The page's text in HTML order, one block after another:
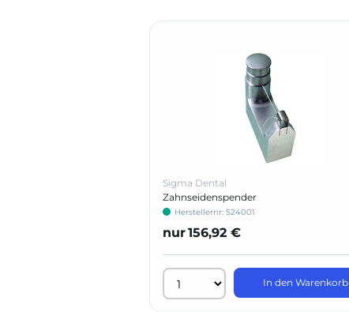
Sigma Dental
Zahnseidenspender
Herstellernr: 524001
nur156,92 €
In den Warenkorb